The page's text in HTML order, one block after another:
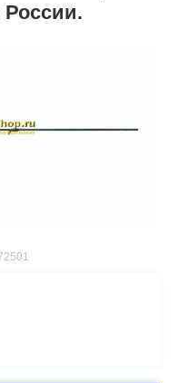
России.